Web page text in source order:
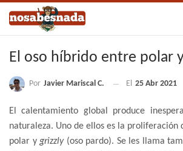
El oso híbrido entre polar
Por Javier Mariscal C. El 25 Abr 2021
El calentamiento global produce
naturaleza. Uno de ellos es la proliferación
polar y grizzly (oso pardo). Se les llama